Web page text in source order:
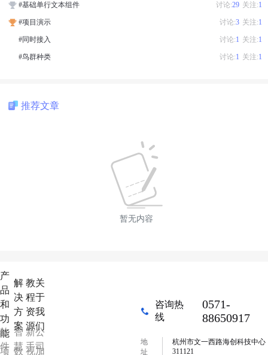
#基础单行文本组件 讨论:29 关注:1
#项目演示 讨论:3 关注:1
#同时接入 讨论:1 关注:1
#鸟群种类 讨论:1 关注:1
推荐文章
暂无内容
产
品
和
功
能
软
件
项
解
决
方
案
智
慧
数
教
程
资
源
新
手
视
关
于
我
们
公
司
加
咨询热
线
0571-
88650917
地
址
杭州市文一西路海创科技中心
311121